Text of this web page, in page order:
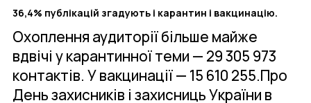
36,4% публікацій згадують і карантин і вакцинацію.
Охоплення аудиторії більше майже
вдвічі у карантинної теми — 29 305 973
контактів. У вакцинації — 15 610 255.Про
День захисників і захисниць України в